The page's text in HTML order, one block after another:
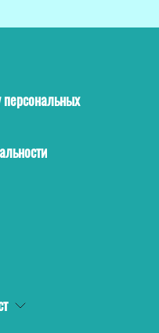
персональных